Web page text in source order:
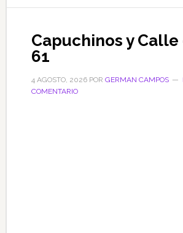
Capuchinos y
61
4 AGOSTO, 2026POR GERMAN CAMPOS
COMENTARIO